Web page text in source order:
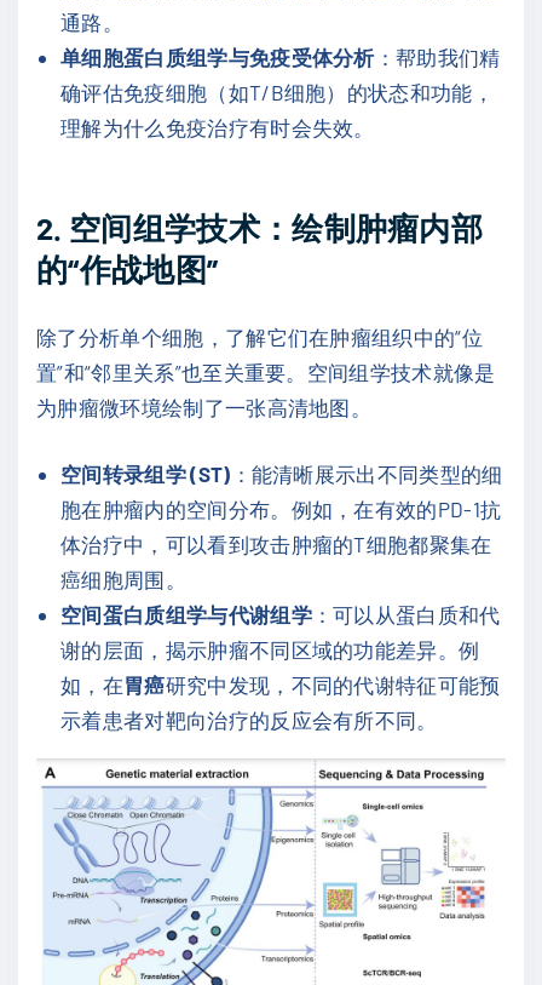
通路。
单细胞蛋白质组学与免疫受体分析：帮助我们精
确评估免疫细胞（如T/B细胞）的状态和功能，
理解为什么免疫治疗有时会失效。
2. 空间组学技术：绘制肿瘤内部
的“作战地图”
除了分析单个细胞，了解它们在肿瘤组织中的“位
置”和“邻里关系”也至关重要。空间组学技术就像是
为肿瘤微环境绘制了一张高清地图。
空间转录组学 (ST) ：能清晰展示出不同类型的细
胞在肿瘤内的空间分布。例如，在有效的PD-1抗
体治疗中，可以看到攻击肿瘤的T细胞都聚集在
癌细胞周围。
空间蛋白质组学与代谢组学：可以从蛋白质和代
谢的层面，揭示肿瘤不同区域的功能差异。例
如，在胃癌研究中发现，不同的代谢特征可能预
示着患者对靶向治疗的反应会有所不同。